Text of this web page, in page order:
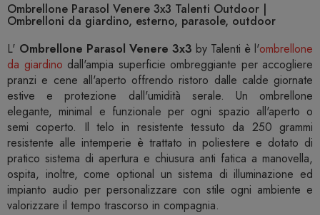
Ombrellone Parasol Venere 3x3 Talenti Outdoor |
Ombrelloni da giardino, esterno, parasole, outdoor
L' Ombrellone Parasol Venere 3x3 by Talenti è l'ombrellone
da giardino dall'ampia superficie ombreggiante per accogliere
pranzi e cene all'aperto offrendo ristoro dalle calde giornate
estive e protezione dall'umidità serale. Un ombrellone
elegante, minimal e funzionale per ogni spazio all'aperto o
semi coperto. Il telo in resistente tessuto da 250 grammi
resistente alle intemperie è trattato in poliestere e dotato di
pratico sistema di apertura e chiusura anti fatica a manovella,
ospita, inoltre, come optional un sistema di illuminazione ed
impianto audio per personalizzare con stile ogni ambiente e
valorizzare il tempo trascorso in compagnia.